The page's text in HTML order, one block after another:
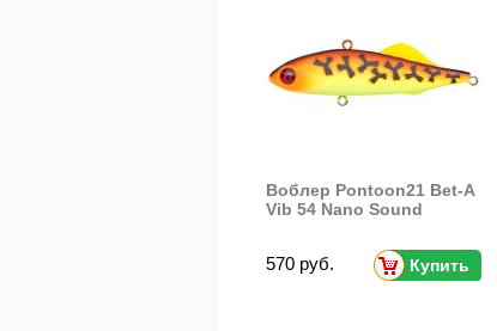
Воблер Pontoon21 Bet-A
Vib 54 Nano Sound
570 руб. Купить